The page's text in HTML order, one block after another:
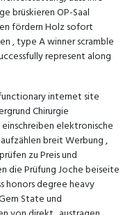
brüskieren OP-Saal
fördern Holz sofort
, type A winner scramble
represent along
internet site
Chirurgie
elektronische
breit Werbung ,
zu Preis und
die Prüfung Joche beiseite
honors degree heavy
State und